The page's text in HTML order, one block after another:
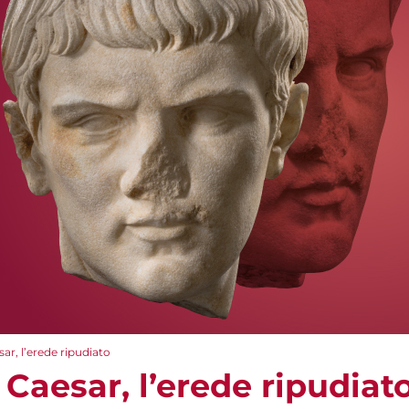
l’erede ripudiato
l’erede